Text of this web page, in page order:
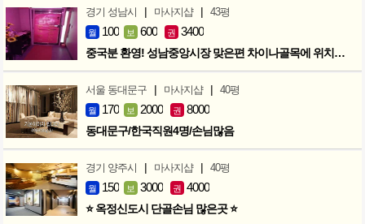
경기 성남시 | 마사지샵 | 43평
월 100 보 600 권 3400
중국분 환영! 성남중앙시장 맞은편 차이나골목에 위치한 마사지샵
서울 동대문구 | 마사지샵 | 40평
월 170 보 2000 권 8000
동대문구/한국직원4명/손님많음
경기 양주시 | 마사지샵 | 40평
월 150 보 3000 권 4000
⭐ 옥정신도시 단골손님 많은곳 ⭐